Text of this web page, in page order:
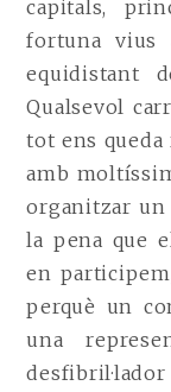
capitals,
fortuna vius
equidistant
Qualsevol
tot ens queda
amb
organitzar un
la pena que
en
perquè un
una